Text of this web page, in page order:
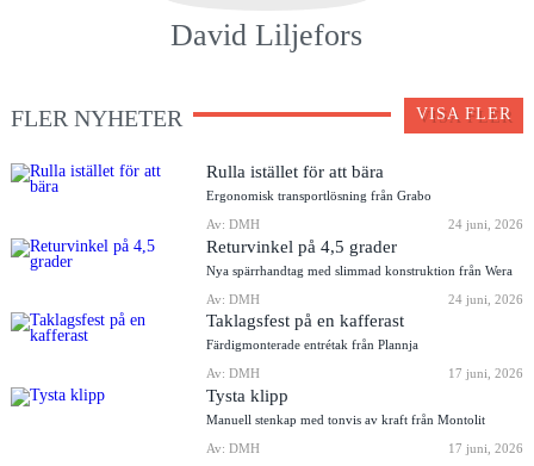
David Liljefors
FLER NYHETER VISA FLER
Rulla istället för att bära
Ergonomisk transportlösning från Grabo
Av: DMH
24 juni, 2026
Returvinkel på 4,5 grader
Nya spärrhandtag med slimmad konstruktion från Wera
Av: DMH
24 juni, 2026
Taklagsfest på en kafferast
Färdigmonterade entrétak från Plannja
Av: DMH
17 juni, 2026
Tysta klipp
Manuell stenkap med tonvis av kraft från Montolit
Av: DMH
17 juni, 2026